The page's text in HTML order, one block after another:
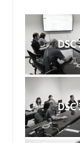
DSC
DSC